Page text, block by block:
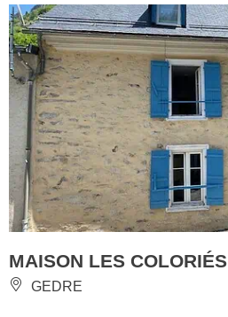
MAISON LES COLORIÉS
GEDRE